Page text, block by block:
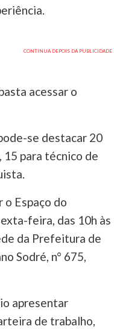
acessar o
se destacar 20
para técnico de
Espaço do
feira, das 10h às
da Prefeitura de
Sodré, n° 675,
apresentar
de trabalho,